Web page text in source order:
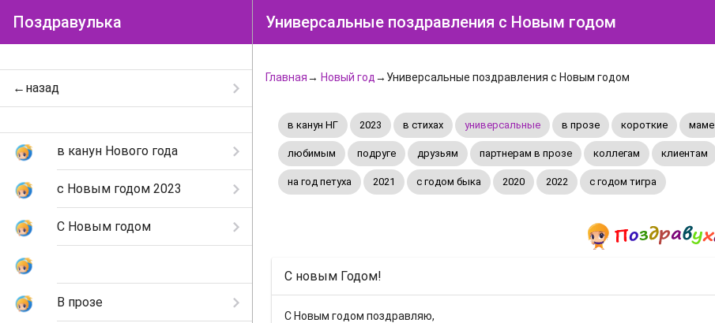
Поздравулька
←назад
в канун Нового года
с Новым годом 2023
С Новым годом
В прозе
Универсальные поздравления с Новым годом
Главная→ Новый год→Универсальные поздравления с Новым годом
в канун НГ 2023 в стихах универсальные в прозе короткие маме
любимым подруге друзьям партнерам в прозе коллегам клиентам
на год петуха 2021 с годом быка 2020 2022 с годом тигра
С новым Годом!
С Новым годом поздравляю,